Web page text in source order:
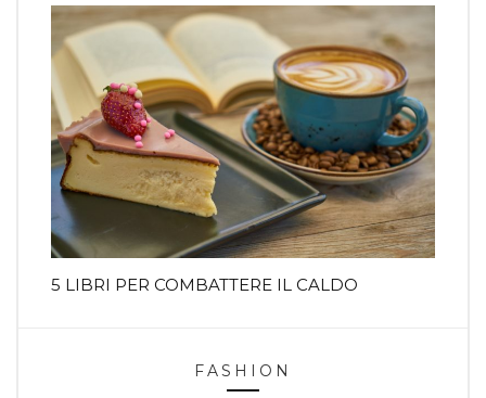
5 LIBRI PER COMBATTERE IL CALDO
FASHION